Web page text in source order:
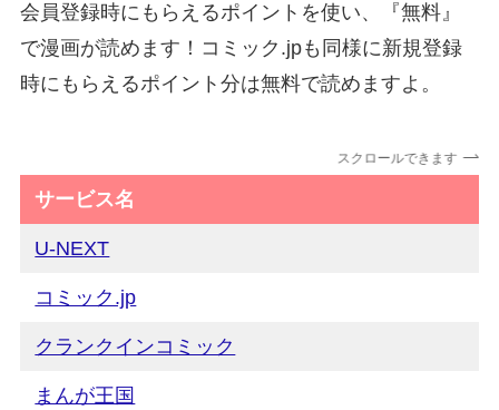
会員登録時にもらえるポイントを使い、『無料』
で漫画が読めます！コミック.jpも同様に新規登録
時にもらえるポイント分は無料で読めますよ。
スクロールできます
サービス名
U-NEXT
コミック.jp
クランクインコミック
まんが王国